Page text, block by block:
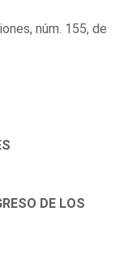
núm. 155, de
DE LOS